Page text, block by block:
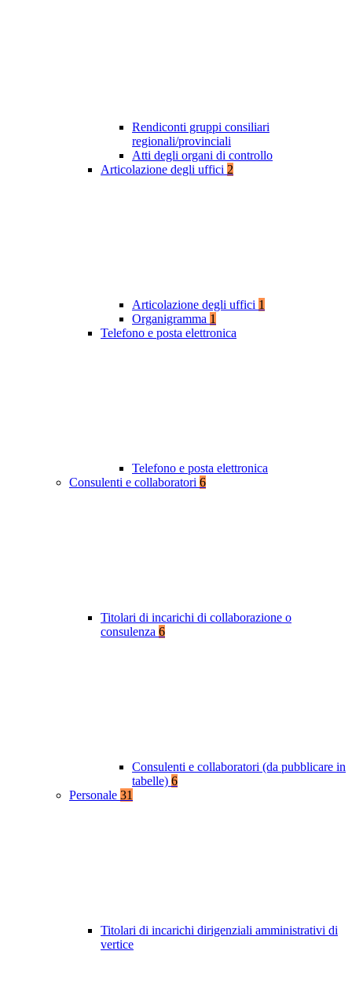
Rendiconti gruppi consiliari
regionali/provinciali
Atti degli organi di controllo
Articolazione degli uffici 2
Articolazione degli uffici 1
Organigramma 1
Telefono e posta elettronica
Telefono e posta elettronica
Consulenti e collaboratori 6
Titolari di incarichi di collaborazione o
consulenza 6
Consulenti e collaboratori (da pubblicare in
tabelle) 6
Personale 31
Titolari di incarichi dirigenziali amministrativi di
vertice